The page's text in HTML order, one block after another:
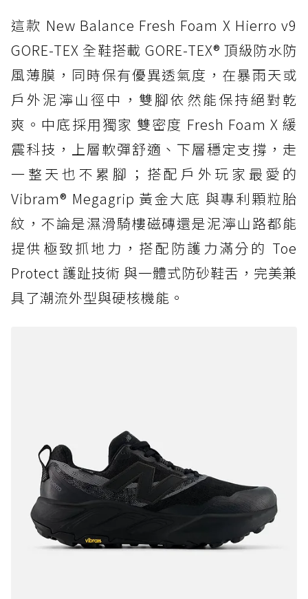
這款 New Balance Fresh Foam X Hierro v9
GORE-TEX 全鞋搭載 GORE-TEX® 頂級防水防
風薄膜，同時保有優異透氣度，在暴雨天或
戶外泥濘山徑中，雙腳依然能保持絕對乾
爽。中底採用獨家 雙密度 Fresh Foam X 緩
震科技，上層軟彈舒適、下層穩定支撐，走
一整天也不累腳；搭配戶外玩家最愛的
Vibram® Megagrip 黃金大底 與專利顆粒胎
紋，不論是濕滑騎樓磁磚還是泥濘山路都能
提供極致抓地力，搭配防護力滿分的 Toe
Protect 護趾技術 與一體式防砂鞋舌，完美兼
具了潮流外型與硬核機能。